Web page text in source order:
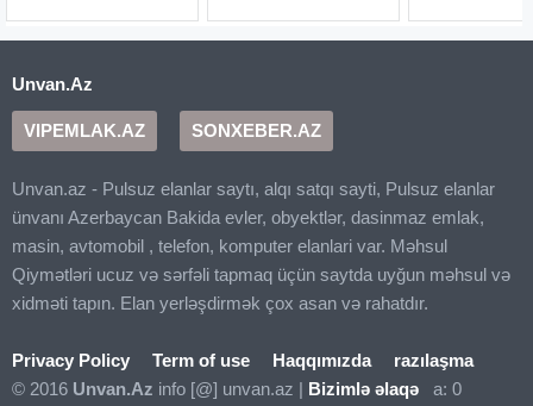
Unvan.Az
VIPEMLAK.AZ SONXEBER.AZ
Unvan.az - Pulsuz elanlar saytı, alqı satqı sayti, Pulsuz elanlar
ünvanı Azerbaycan Bakida evler, obyektlər, dasinmaz emlak,
masin, avtomobil , telefon, komputer elanlari var. Məhsul
Qiymətləri ucuz və sərfəli tapmaq üçün saytda uyğun məhsul və
xidməti tapın. Elan yerləşdirmək çox asan və rahatdır.
Privacy Policy Term of use Haqqımızda
razılaşma
© 2016 Unvan.Az info [@] unvan.az | Bizimlə əlaqə a: 0